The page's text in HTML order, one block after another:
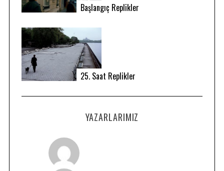
Başlangıç Replikler
25. Saat Replikler
YAZARLARIMIZ
S
a